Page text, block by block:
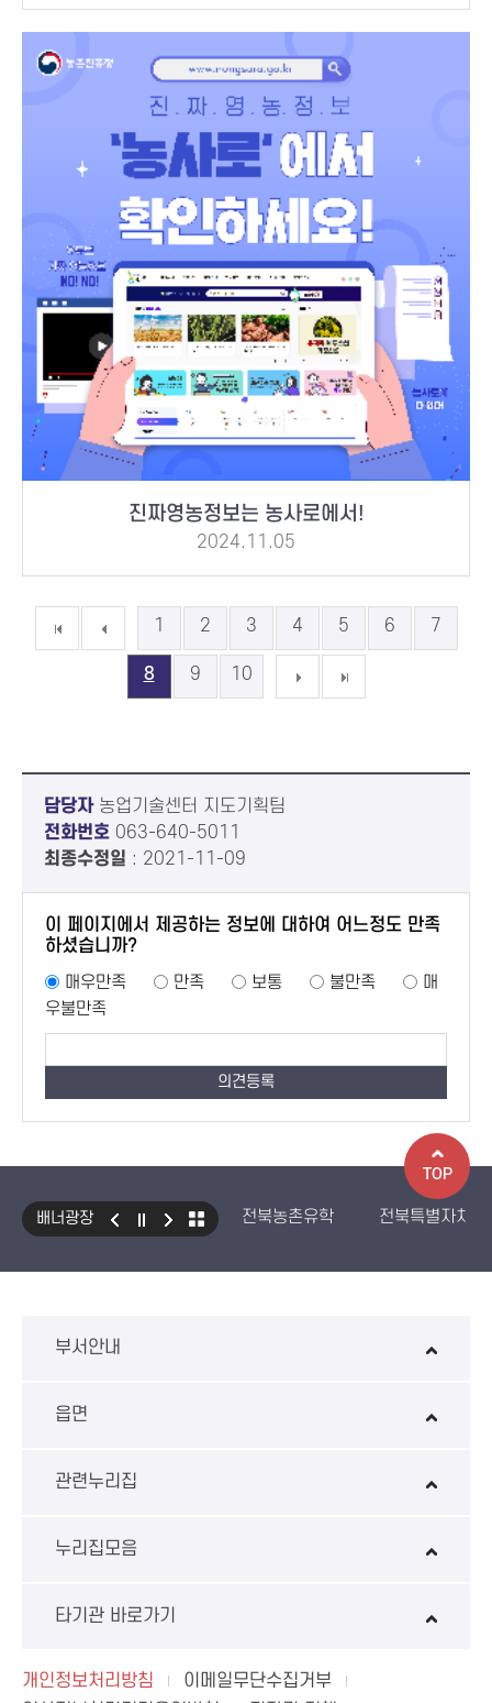
진짜영농정보는 농사로에서!
2024.11.05
1 2 3 4 5 6 7
8 9 10
담당자농업기술센터 지도기획팀
전화번호 063-640-5011
최종수정일 : 2021-11-09
이 페이지에서 제공하는 정보에 대하여 어느정도 만족
하셨습니까?
매우만족
만족 보통 불만족
매
우불만족
배너광장 전북농촌유학
전북특별자치
부서안내
읍면
관련누리집
누리집모음
타기관 바로가기
개인정보처리방침
이메일무단수집거부
TOP